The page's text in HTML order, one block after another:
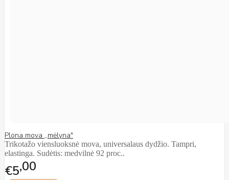
Plona mova ,,mėlyna"
Trikotažo viensluoksnė mova, universalaus dydžio. Tampri,
elastinga. Sudėtis: medvilnė 92 proc..
€5 00